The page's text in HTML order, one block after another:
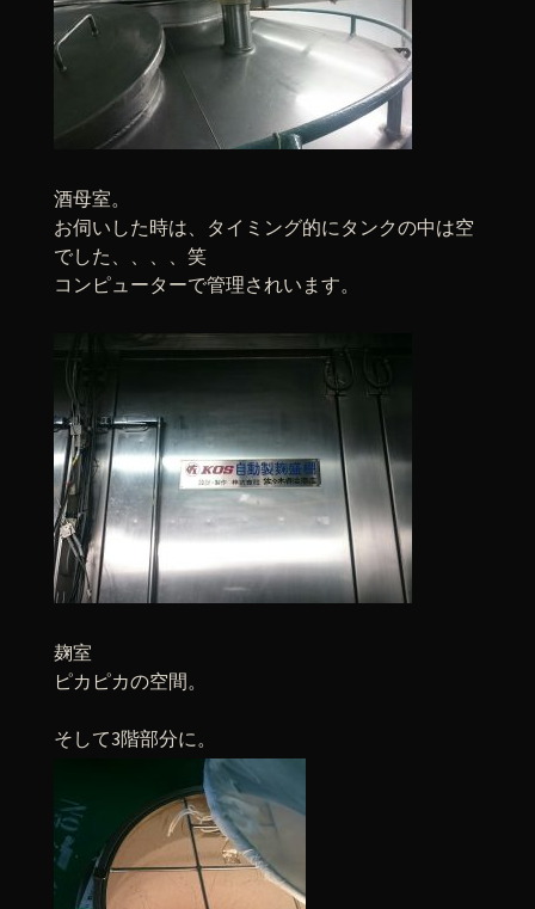
酒母室。
お伺いした時は、タイミング的にタンクの中は空
でした、、、、笑
コンピューターで管理されいます。
麹室
ピカピカの空間。
そして3階部分に。